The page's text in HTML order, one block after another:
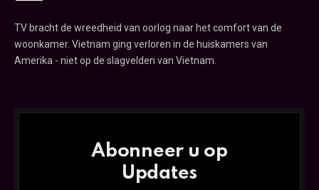
TV bracht de wreedheid van oorlog naar het comfort van de
woonkamer. Vietnam ging verloren in de huiskamers van
Amerika - niet op de slagvelden van Vietnam.
Abonneer u op
Updates